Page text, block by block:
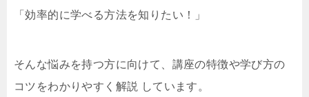
「効率的に学べる方法を知りたい！」
そんな悩みを持つ方に向けて、講座の特徴や学び方の
コツをわかりやすく解説 しています。